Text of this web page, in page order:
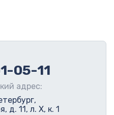
05-11
адрес:
д. 11, л. Х, к. 1